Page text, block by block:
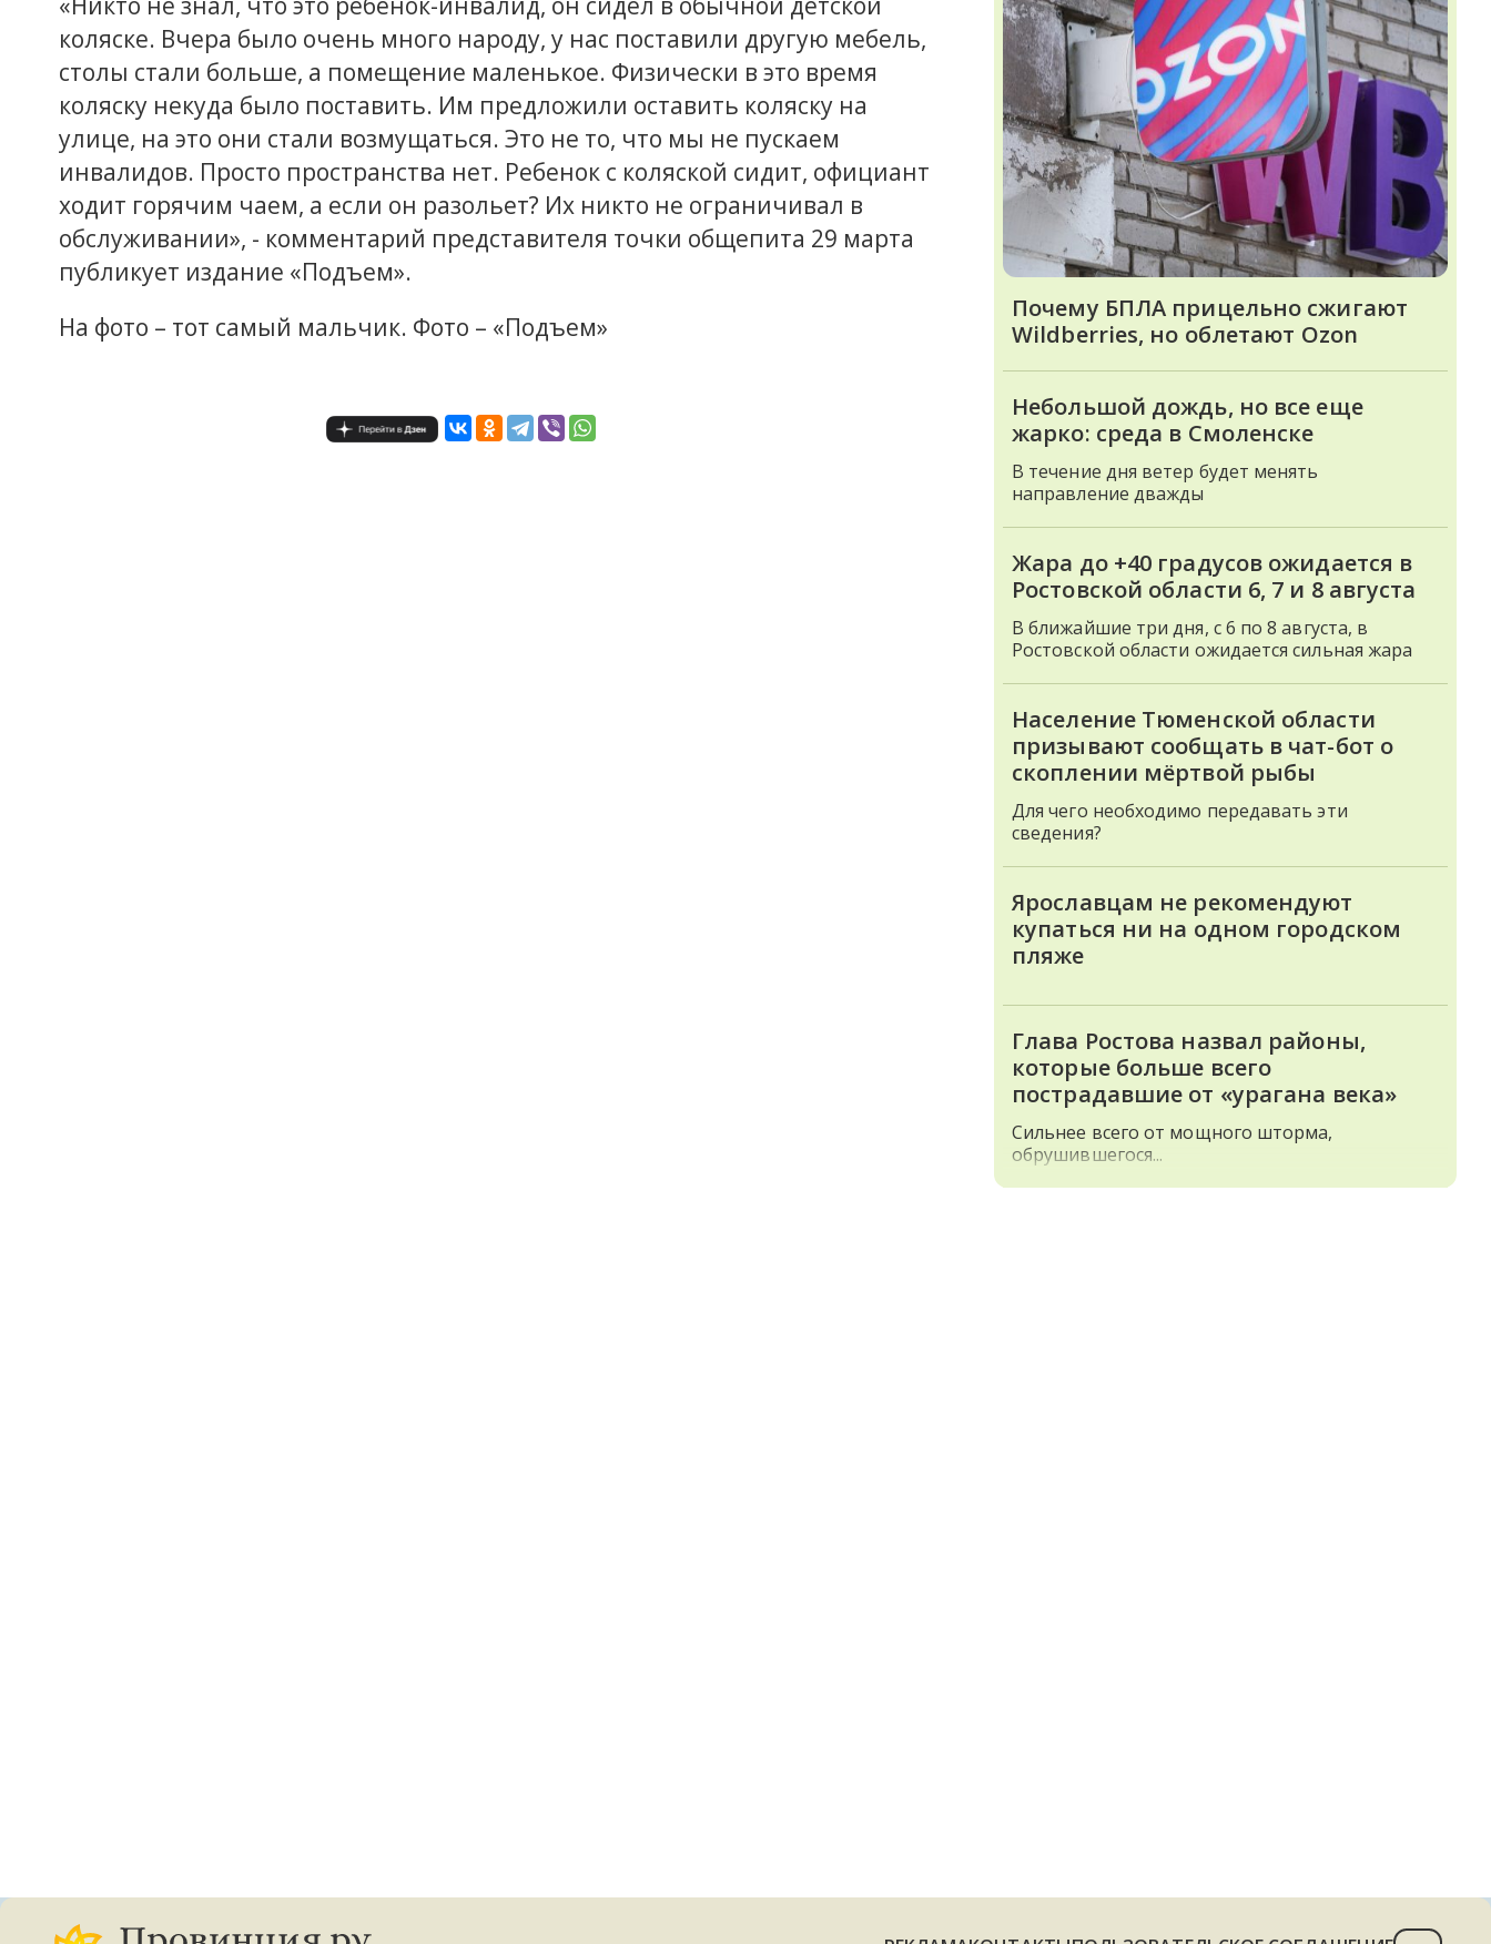
коляске. Вчера было очень много народу, у нас поставили другую мебель,
столы стали больше, а помещение маленькое. Физически в это время
коляску некуда было поставить. Им предложили оставить коляску на
улице, на это они стали возмущаться. Это не то, что мы не пускаем
инвалидов. Просто пространства нет. Ребенок с коляской сидит, официант
ходит горячим чаем, а если он разольет? Их никто не ограничивал в
обслуживании», - комментарий представителя точки общепита 29 марта
публикует издание «Подъем».
На фото – тот самый мальчик. Фото – «Подъем»
Почему БПЛА прицельно сжигают
Wildberries, но облетают Ozon
Небольшой дождь, но все еще
жарко: среда в Смоленске
В течение дня ветер будет менять
направление дважды
Жара до +40 градусов ожидается в
Ростовской области 6, 7 и 8 августа
В ближайшие три дня, с 6 по 8 августа, в
Ростовской области ожидается сильная жара
Население Тюменской области
призывают сообщать в чат-бот о
скоплении мёртвой рыбы
Для чего необходимо передавать эти
сведения?
Ярославцам не рекомендуют
купаться ни на одном городском
пляже
Глава Ростова назвал районы,
которые больше всего
пострадавшие от «урагана века»
Сильнее всего от мощного шторма,
обрушившегося...